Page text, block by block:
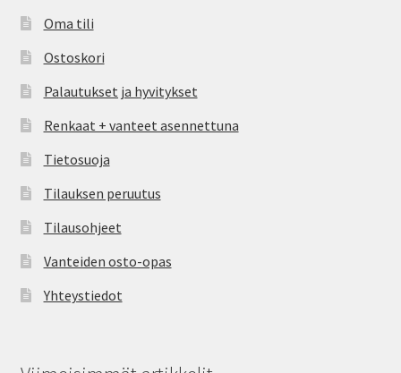
Oma tili
Ostoskori
Palautukset ja hyvitykset
Renkaat + vanteet asennettuna
Tietosuoja
Tilauksen peruutus
Tilausohjeet
Vanteiden osto-opas
Yhteystiedot